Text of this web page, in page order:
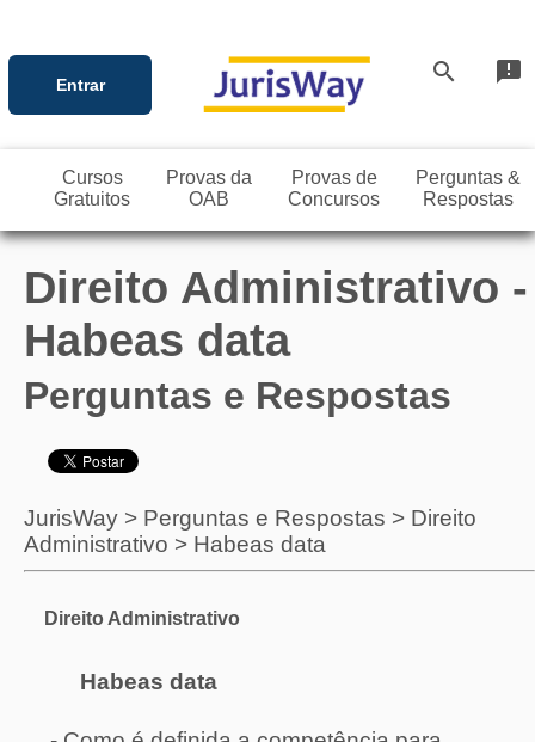
Entrar search announcement
Cursos
Gratuitos
Provas da
OAB
Provas de
Concursos
Perguntas &
Respostas
Direito Administrativo -
Habeas data
Perguntas e Respostas
JurisWay > Perguntas e Respostas > Direito
Administrativo > Habeas data
Direito Administrativo
Habeas data